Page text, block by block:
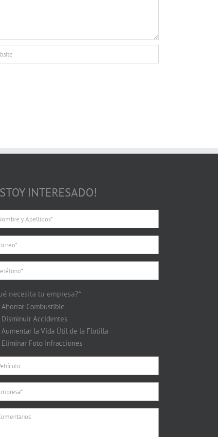
INTERESADO!
necesita tu empresa?*
Ahorrar Combustible
Disminuir Accidentes
Aumentar la Vida Útil de la Flotilla
Eliminar Foto Infracciones